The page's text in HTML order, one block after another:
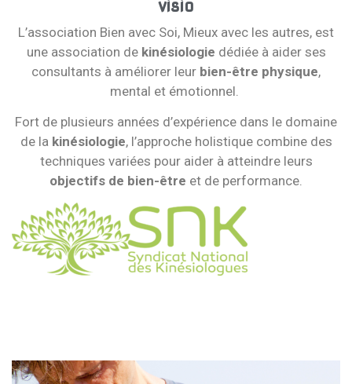
visio
L’association Bien avec Soi, Mieux avec les autres, est
une association de kinésiologie dédiée à aider ses
consultants à améliorer leur bien-être physique,
mental et émotionnel.
Fort de plusieurs années d’expérience dans le domaine
de la kinésiologie, l’approche holistique combine des
techniques variées pour aider à atteindre leurs
objectifs de bien-être et de performance.